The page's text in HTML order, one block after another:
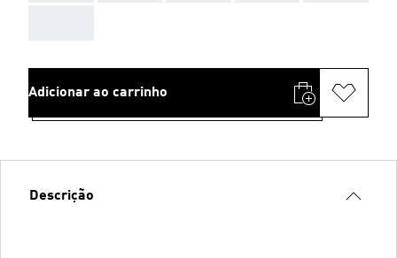
Adicionar ao carrinho
Descrição